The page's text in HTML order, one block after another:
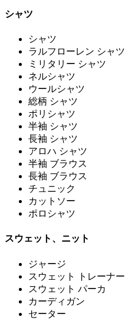
シャツ
シャツ
ラルフローレン シャツ
ミリタリー シャツ
ネルシャツ
ウールシャツ
総柄 シャツ
ポリシャツ
半袖 シャツ
長袖 シャツ
アロハ シャツ
半袖 ブラウス
長袖 ブラウス
チュニック
カットソー
ポロシャツ
スウェット、ニット
ジャージ
スウェット トレーナー
スウェット パーカ
カーディガン
セーター